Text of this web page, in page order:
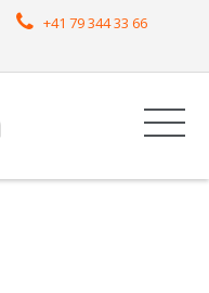
+41 79 344 33 66